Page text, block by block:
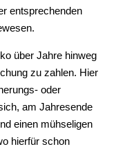
entsprechenden
über Jahre hinweg
zu zahlen. Hier
oder
am Jahresende
einen mühseligen
hierfür schon